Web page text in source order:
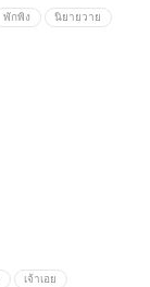
พักพิง นิยายวาย
เจ้าเอย